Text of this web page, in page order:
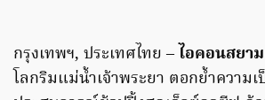
กรุงเทพฯ, ประเทศไทย – ไอคอนสยาม
โลกริมแม่น้ำเจ้าพระยา ตอกย้ำความ